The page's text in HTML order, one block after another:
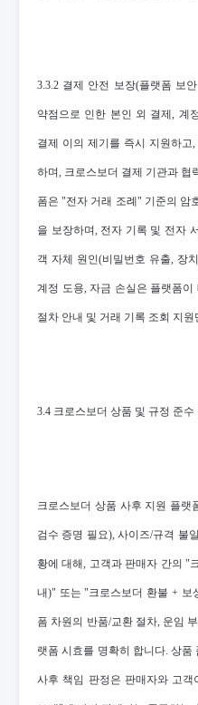
3.3.2 결제 안전 보장(플랫폼 보
약점으로 인한 본인 외 결제, 계
결제 이의 제기를 즉시 지원하고
하며, 크로스보더 결제 기관과 협
폼은 "전자 거래 조례" 기준의 암
을 보장하며, 전자 기록 및 전자
객 자체 원인(비밀번호 유출, 장
계정 도용, 자금 손실은 플랫폼이
절차 안내 및 거래 기록 조회 지원
3.4 크로스보더 상품 및 규정 준수
크로스보더 상품 사후 지원 플랫
검수 증명 필요), 사이즈/규격 불
황에 대해, 고객과 판매자 간의 "
내)" 또는 "크로스보더 환불 + 보
폼 차원의 반품/교환 절차, 운임
랫폼 시효를 명확히 합니다. 상
사후 책임 판정은 판매자와 고